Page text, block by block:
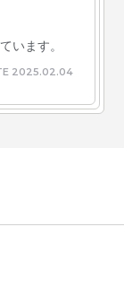
います。
2025.02.04